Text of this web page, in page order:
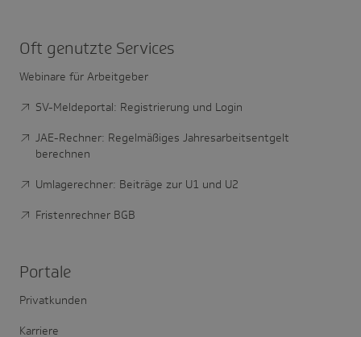
Oft genutzte Services
Webinare für Arbeitgeber
SV-Meldeportal: Registrierung und Login
JAE-Rechner: Regelmäßiges Jahresarbeitsentgelt
berechnen
Umlagerechner: Beiträge zur U1 und U2
Fristenrechner BGB
Portale
Privatkunden
Karriere